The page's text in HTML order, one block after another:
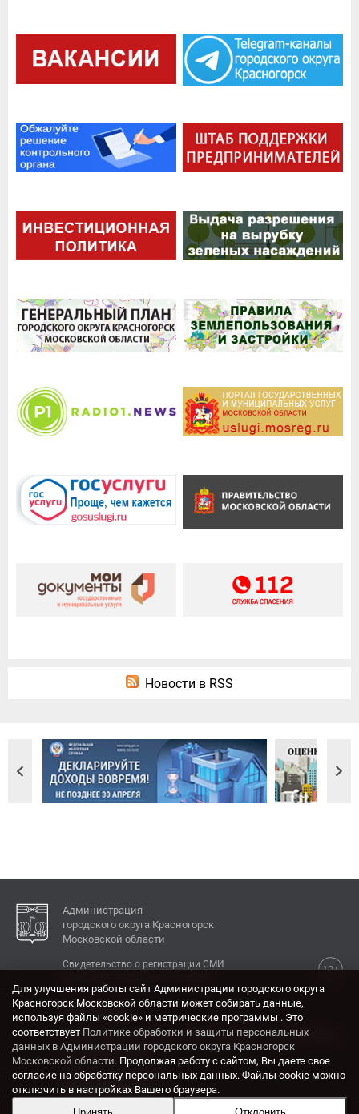
Новости в RSS
Администрация
городского округа Красногорск
Московской области
12+
Свидетельство о регистрации СМИ
КОНТАКТЫ
Адрес: 143404, Московская область, г. Красногорск,
ул. Ленина, дом 4.
Электронная почта:
krasrn@mosreg.ru
Для улучшения работы сайт Администрации городского округа
Красногорск Московской области может собирать данные,
используя файлы «cookie» и метрические программы . Это
соответствует Политике обработки и защиты персональных
данных в Администрации городского округа Красногорск
Московской области. Продолжая работу с сайтом, Вы даете свое
согласие на обработку персональных данных. Файлы cookie можно
отключить в настройках Вашего браузера.